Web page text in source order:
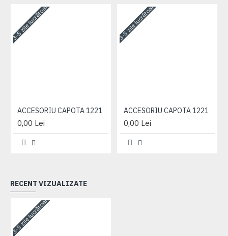
3-5 zile lucrătoare
ACCESORIU CAPOTA 1221
0,00 Lei
3-5 zile lucrătoare
ACCESORIU CAPOTA 1221
0,00 Lei
RECENT VIZUALIZATE
3-5 zile lucrătoare